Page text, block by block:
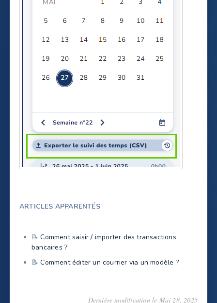
ARTICLES APPARENTÉS
📝Comment saisir / importer des transactions
bancaires ?
📝Comment éditer un courrier via un modèle ?
Dernière modification le Mai 28, 2025